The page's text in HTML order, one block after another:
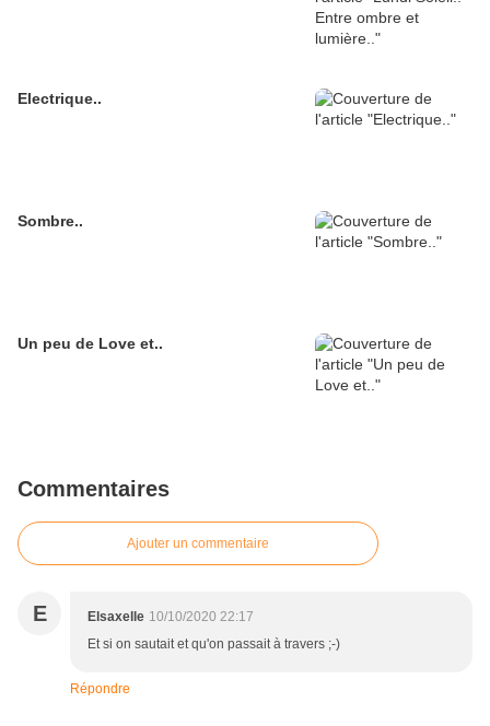
Electrique..
Sombre..
Un peu de Love et..
Commentaires
Ajouter un commentaire
E Elsaxelle 10/10/2020 22:17
Et si on sautait et qu'on passait à travers ;-)
Répondre